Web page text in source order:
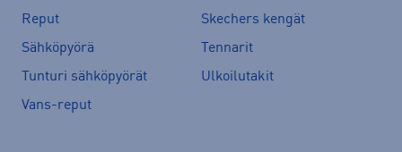
Reput
Skechers kengät
Sähköpyörä
Tennarit
Tunturi sähköpyörät
Ulkoilutakit
Vans-reput